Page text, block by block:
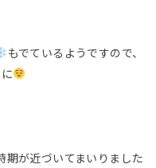
もでているようですので、
期が近づいてまいりました